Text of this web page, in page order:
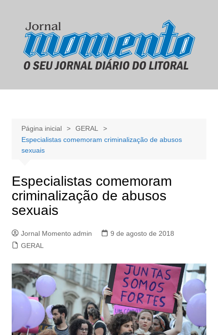
conteúdo
Página inicial
GERAL
Especialistas comemoram criminalização de abusos
sexuais
Especialistas comemoram
criminalização de abusos
sexuais
Jornal Momento admin
9 de agosto de 2018
GERAL